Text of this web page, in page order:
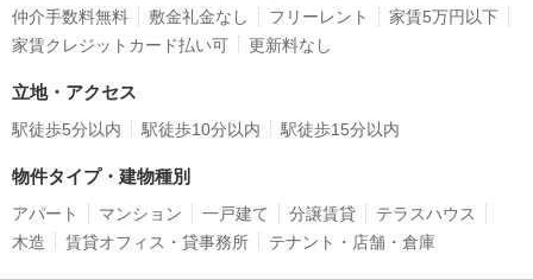
仲介手数料無料
敷金礼金なし フリーレント
家賃5万円以下
家賃クレジットカード払い可
更新料なし
立地・アクセス
駅徒歩5分以内 駅徒歩10分以内 駅徒歩15分以内
物件タイプ・建物種別
アパート マンション 一戸建て 分譲賃貸
テラスハウス
木造
賃貸オフィス・貸事務所 テナント・店舗・倉庫